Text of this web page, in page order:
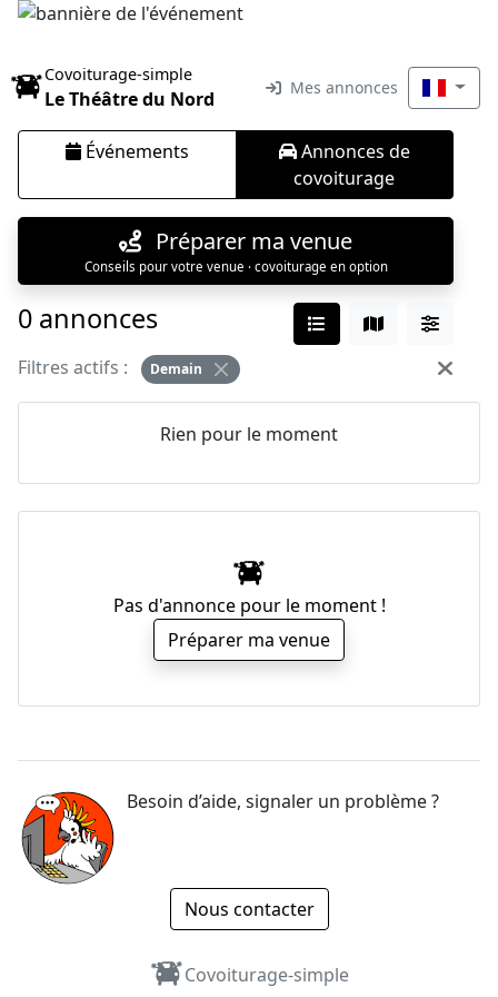
Covoiturage-simple
Le Théâtre du Nord Mes annonces
Événements
Annonces de
covoiturage
Préparer ma venue
Conseils pour votre venue · covoiturage en option
0 annonces
Filtres actifs : Demain
Rien pour le moment
Pas d'annonce pour le moment !
Préparer ma venue
Besoin d’aide, signaler un problème ?
Nous contacter
Covoiturage-simple